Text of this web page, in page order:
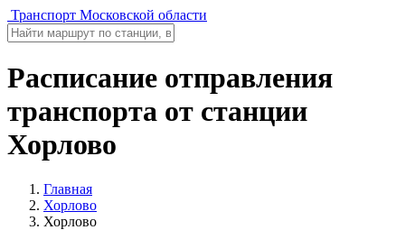
Транспорт Московской области
Расписание отправления
транспорта от станции
Хорлово
Главная
Хорлово
Хорлово